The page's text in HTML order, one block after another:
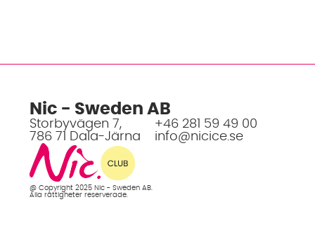
Nic - Sweden AB
Storbyvägen 7,
786 71 Dala-Järna
+46 281 59 49 00
info@nicice.se
@ Copyright 2025 Nic - Sweden AB.
Alla rättigheter reserverade.